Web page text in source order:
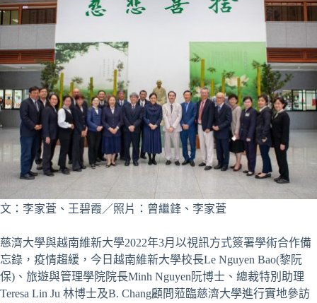
文：李家萓、王碧霞／照片：曾繼鋒、李家萓
慈濟大學與越南維新大學2022年3月以視訊方式簽署學術合作備
忘錄，疫情趨緩，今日越南維新大學校長Le Nguyen Bao(黎阮
保)、旅遊與管理學院院長Minh Nguyen阮博士、總裁特別助理
Teresa Lin Ju 林博士及B. Chang顧問蒞臨慈濟大學進行實地參訪